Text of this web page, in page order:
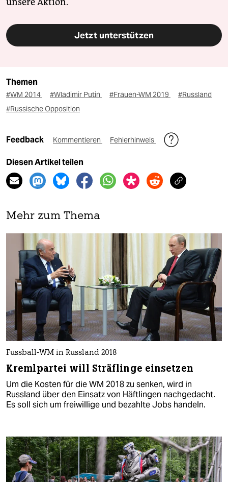
Jetzt unterstützen
Themen
#WM 2014 #Wladimir Putin #Frauen-WM 2019
#Russland
#Russische Opposition
Feedback Kommentieren Fehlerhinweis
Diesen Artikel teilen
Mehr zum Thema
Fussball-WM in Russland 2018
Kremlpartei will Sträflinge einsetzen
Um die Kosten für die WM 2018 zu senken, wird in
Russland über den Einsatz von Häftlingen nachgedacht.
Es soll sich um freiwillige und bezahlte Jobs handeln.